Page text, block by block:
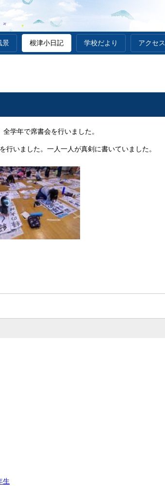
景 根津小日記 学校だより アクセス
学年で席書会を行いました。
行いました。一人一人が真剣に書いていました。
生